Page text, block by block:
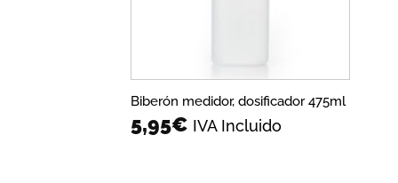
Biberón medidor, dosificador 475ml
5,95€ IVA Incluido